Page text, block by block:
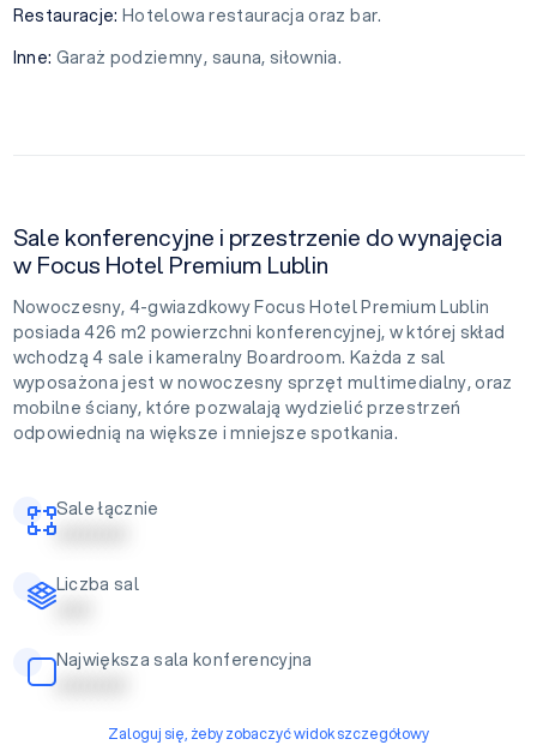
Restauracje:Hotelowa restauracja oraz bar.
Inne: Garaż podziemny, sauna, siłownia.
Sale konferencyjne i przestrzenie do wynajęcia
w Focus Hotel Premium Lublin
Nowoczesny, 4-gwiazdkowy Focus Hotel Premium Lublin
posiada 426 m2 powierzchni konferencyjnej, w której skład
wchodzą 4 sale i kameralny Boardroom. Każda z sal
wyposażona jest w nowoczesny sprzęt multimedialny, oraz
mobilne ściany, które pozwalają wydzielić przestrzeń
odpowiednią na większe i mniejsze spotkania.
Sale łącznie
| | | | | | | | | |
Liczba sal
| | | | |
Największa sala konferencyjna
| | | | | | | | | |
Zaloguj się, żeby zobaczyć widok szczegółowy